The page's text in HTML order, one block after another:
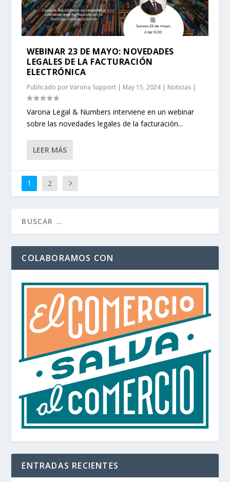
WEBINAR 23 DE MAYO: NOVEDADES
LEGALES DE LA FACTURACIÓN
ELECTRÓNICA
Publicado porVarona Support | May 15, 2024| Noticias |
Varona Legal & Numbers interviene en un webinar
sobre las novedades legales de la facturación...
LEER MÁS
1 2
COLABORAMOS CON
ENTRADAS RECIENTES